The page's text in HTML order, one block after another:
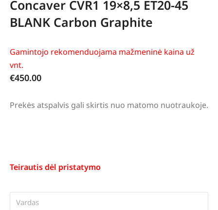
Concaver CVR1 19×8,5 ET20-45
BLANK Carbon Graphite
Gamintojo rekomenduojama mažmeninė kaina už
vnt.
€450.00
Prekės atspalvis gali skirtis nuo matomo nuotraukoje.
Teirautis dėl pristatymo